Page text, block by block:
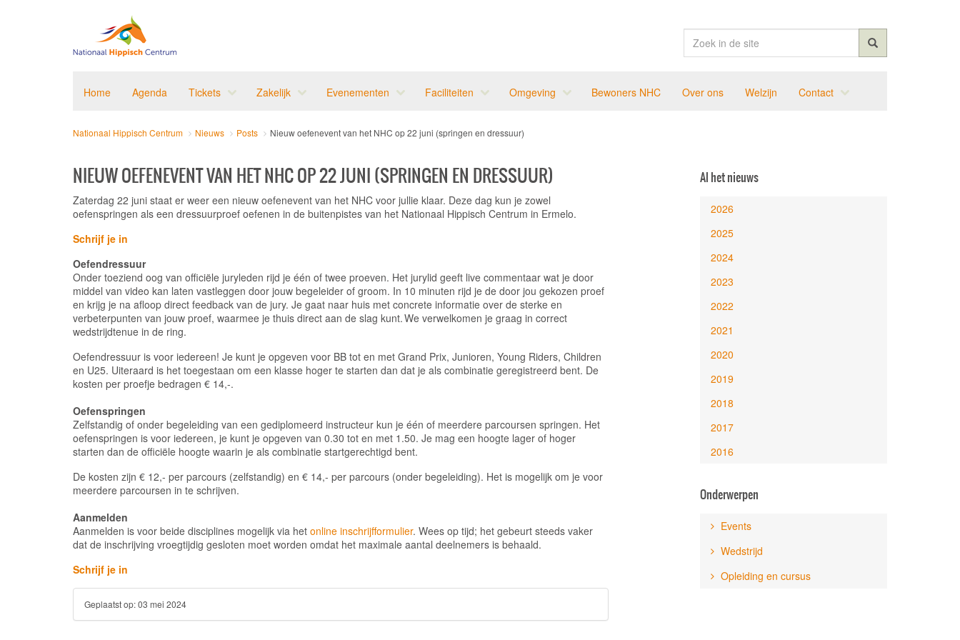
Home Agenda Tickets Zakelijk Evenementen Faciliteiten Omgeving Bewoners NHC Over ons Welzijn Contact
Nationaal Hippisch Centrum Nieuws Posts Nieuw oefenevent van het NHC op 22 juni (springen en dressuur)
NIEUW OEFENEVENT VAN HET NHC OP 22 JUNI (SPRINGEN EN DRESSUUR)
Zaterdag 22 juni staat er weer een nieuw oefenevent van het NHC voor jullie klaar. Deze dag kun je zowel
oefenspringen als een dressuurproef oefenen in de buitenpistes van het Nationaal Hippisch Centrum in Ermelo.
Schrijf je in
Oefendressuur
Onder toeziend oog van officiële juryleden rijd je één of twee proeven. Het jurylid geeft live commentaar wat je door
middel van video kan laten vastleggen door jouw begeleider of groom. In 10 minuten rijd je de door jou gekozen proef
en krijg je na afloop direct feedback van de jury. Je gaat naar huis met concrete informatie over de sterke en
verbeterpunten van jouw proef, waarmee je thuis direct aan de slag kunt. We verwelkomen je graag in correct
wedstrijdtenue in de ring.
Oefendressuur is voor iedereen! Je kunt je opgeven voor BB tot en met Grand Prix, Junioren, Young Riders, Children
en U25. Uiteraard is het toegestaan om een klasse hoger te starten dan dat je als combinatie geregistreerd bent. De
kosten per proefje bedragen € 14,-.
Oefenspringen
Zelfstandig of onder begeleiding van een gediplomeerd instructeur kun je één of meerdere parcoursen springen. Het
oefenspringen is voor iedereen, je kunt je opgeven van 0.30 tot en met 1.50. Je mag een hoogte lager of hoger
starten dan de officiële hoogte waarin je als combinatie startgerechtigd bent.
De kosten zijn € 12,- per parcours (zelfstandig) en € 14,- per parcours (onder begeleiding). Het is mogelijk om je voor
meerdere parcoursen in te schrijven.
Aanmelden
Aanmelden is voor beide disciplines mogelijk via het online inschrijfformulier. Wees op tijd; het gebeurt steeds vaker
dat de inschrijving vroegtijdig gesloten moet worden omdat het maximale aantal deelnemers is behaald.
Schrijf je in
Geplaatst op:03 mei 2024
Al het nieuws
2026
2025
2024
2023
2022
2021
2020
2019
2018
2017
2016
Onderwerpen
Events
Wedstrijd
Opleiding en cursus